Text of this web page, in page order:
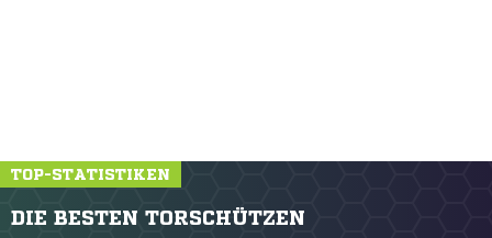
TOP-STATISTIKEN
DIE BESTEN TORSCHÜTZEN